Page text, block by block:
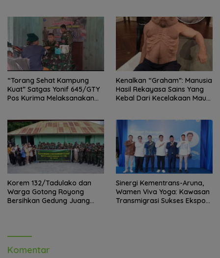
“Torang Sehat Kampung
Kuat” Satgas Yonif 645/GTY
Pos Kurima Melaksanakan
Kenalkan “Graham”: Manusia
Hasil Rekayasa Sains Yang
Kebal Dari Kecelakaan Maut
Korem 132/Tadulako dan
Warga Gotong Royong
Bersihkan Gedung Juang
Sinergi Kementrans-Aruna,
Wamen Viva Yoga: Kawasan
Transmigrasi Sukses Ekspor
Komentar